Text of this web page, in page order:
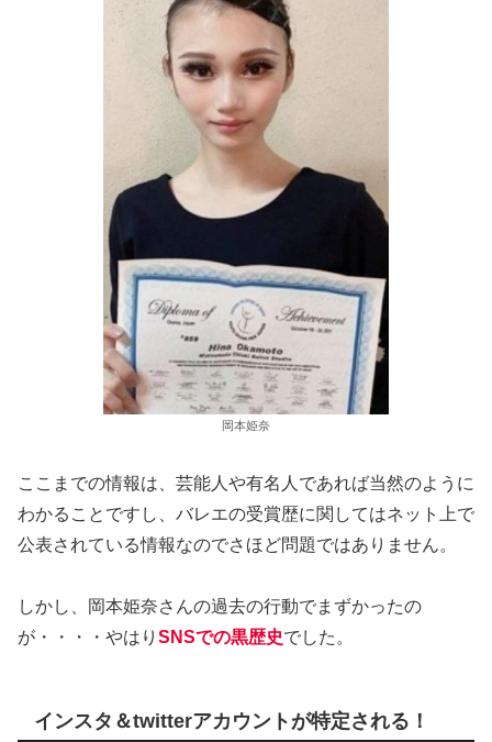
岡本姫奈
ここまでの情報は、芸能人や有名人であれば当然のように
わかることですし、バレエの受賞歴に関してはネット上で
公表されている情報なのでさほど問題ではありません。
しかし、岡本姫奈さんの過去の行動でまずかったの
が・・・・やはり SNSでの黒歴史でした。
インスタ＆twitterアカウントが特定される！